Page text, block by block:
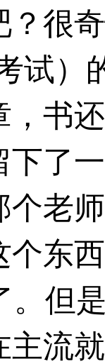
很
试）
，书
下了
个老
个东
。但
主流